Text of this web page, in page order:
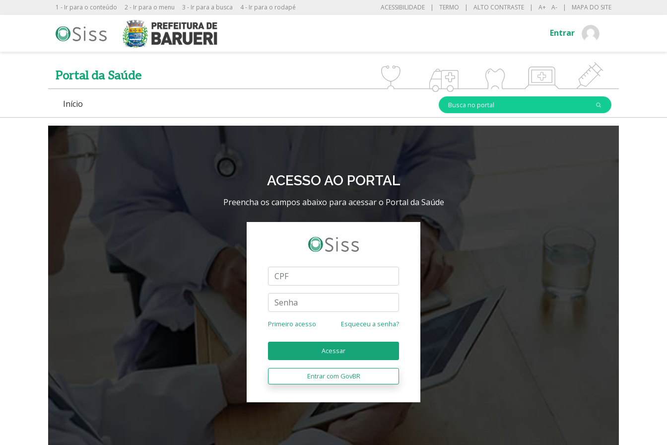
1 - Ir para o conteúdo 2 - Ir para o menu 3 - Ir para a busca 4 - Ir para o rodapé ACESSIBILIDADE | TERMO | ALTO CONTRASTE | A+ A- | MAPA DO SITE
Entrar
Portal da Saúde
Início
ACESSO AO PORTAL
Preencha os campos abaixo para acessar o Portal da Saúde
Primeiro acesso Esqueceu a senha?
Acessar
Entrar com GovBR